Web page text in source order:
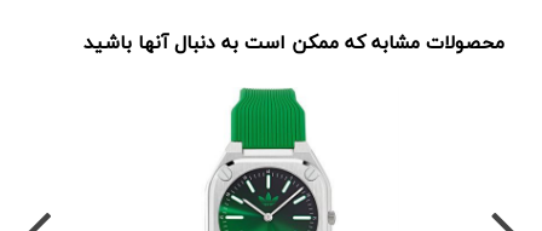
محصولات مشابه که ممکن است به دنبال آنها باشید